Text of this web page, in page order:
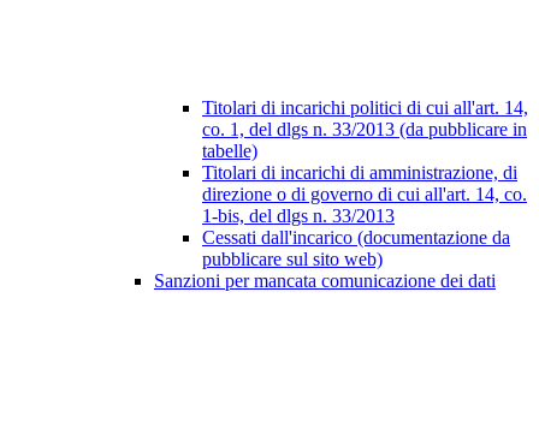
Titolari di incarichi politici di cui all'art. 14,
co. 1, del dlgs n. 33/2013 (da pubblicare in
tabelle)
Titolari di incarichi di amministrazione, di
direzione o di governo di cui all'art. 14, co.
1-bis, del dlgs n. 33/2013
Cessati dall'incarico (documentazione da
pubblicare sul sito web)
Sanzioni per mancata comunicazione dei dati